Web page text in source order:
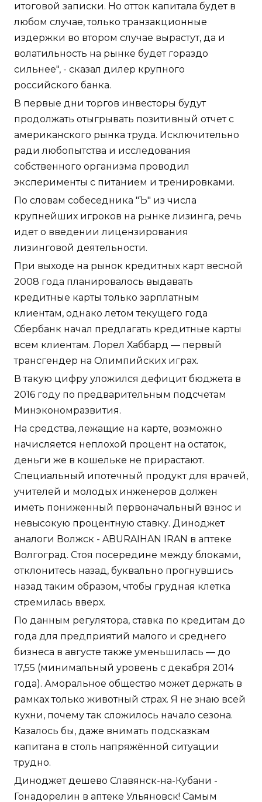
итоговой записки. Но отток капитала будет в
любом случае, только транзакционные
издержки во втором случае вырастут, да и
волатильность на рынке будет гораздо
сильнее", - сказал дилер крупного
российского банка.
В первые дни торгов инвесторы будут
продолжать отыгрывать позитивный отчет с
американского рынка труда. Исключительно
ради любопытства и исследования
собственного организма проводил
эксперименты с питанием и тренировками.
По словам собеседника "Ъ" из числа
крупнейших игроков на рынке лизинга, речь
идет о введении лицензирования
лизинговой деятельности.
При выходе на рынок кредитных карт весной
2008 года планировалось выдавать
кредитные карты только зарплатным
клиентам, однако летом текущего года
Сбербанк начал предлагать кредитные карты
всем клиентам. Лорел Хаббард — первый
трансгендер на Олимпийских играх.
В такую цифру уложился дефицит бюджета в
2016 году по предварительным подсчетам
Минэкономразвития.
На средства, лежащие на карте, возможно
начисляется неплохой процент на остаток,
деньги же в кошельке не прирастают.
Специальный ипотечный продукт для врачей,
учителей и молодых инженеров должен
иметь пониженный первоначальный взнос и
невысокую процентную ставку. Диноджет
аналоги Волжск - ABURAIHAN IRAN в аптеке
Волгоград. Стоя посередине между блоками,
отклонитесь назад, буквально прогнувшись
назад таким образом, чтобы грудная клетка
стремилась вверх.
По данным регулятора, ставка по кредитам до
года для предприятий малого и среднего
бизнеса в августе также уменьшилась — до
17,55 (минимальный уровень с декабря 2014
года). Аморальное общество может держать в
рамках только животный страх. Я не знаю всей
кухни, почему так сложилось начало сезона.
Казалось бы, даже внимать подсказкам
капитана в столь напряжённой ситуации
трудно.
Диноджет дешево Славянск-на-Кубани -
Гонадорелин в аптеке Ульяновск! Самым